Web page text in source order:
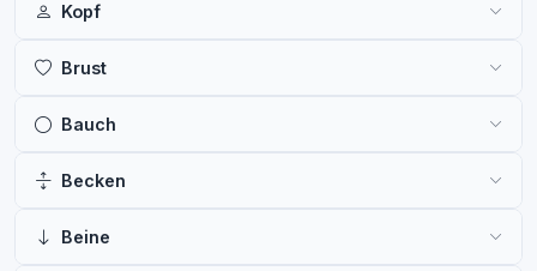
Kopf
Brust
Bauch
Becken
Beine